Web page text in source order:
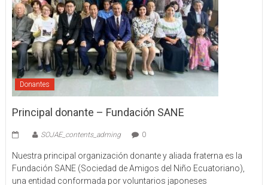
Donantes
Principal donante – Fundación SANE
SOJAE_contents_adming 0
Nuestra principal organización donante y aliada fraterna es la
Fundación SANE (Sociedad de Amigos del Niño Ecuatoriano),
una entidad conformada por voluntarios japoneses